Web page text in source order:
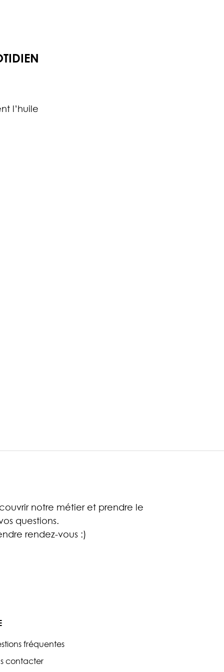
l’huile
notre métier et prendre le
questions.
rendez-vous :)
fréquentes
contacter